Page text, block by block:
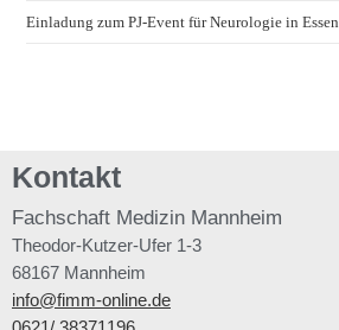
Einladung zum PJ-Event für Neurologie in Essen
Kontakt
Fachschaft Medizin Mannheim
Theodor-Kutzer-Ufer 1-3
68167 Mannheim
info@fimm-online.de